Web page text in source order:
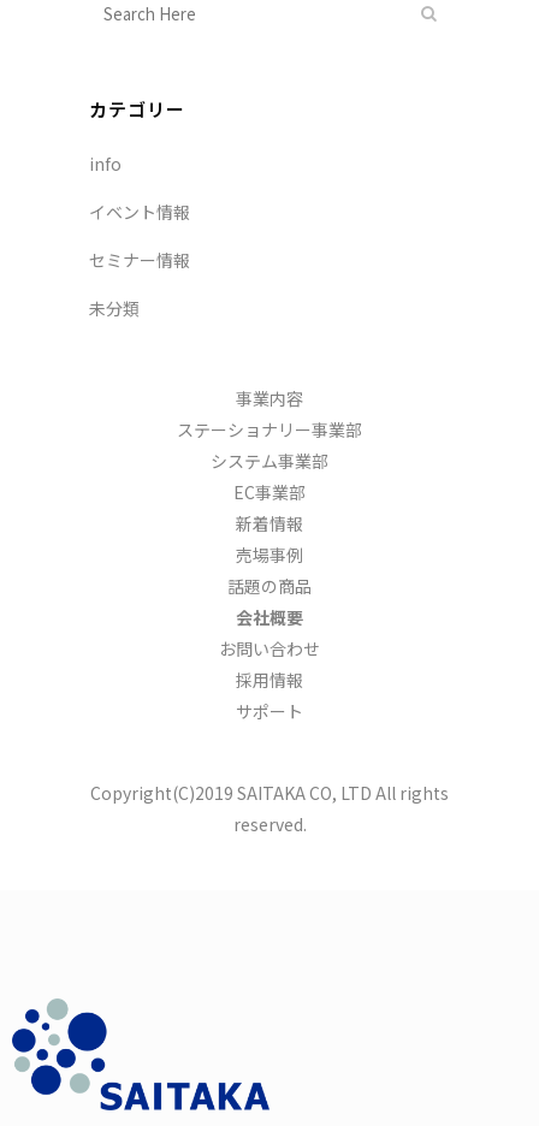
カテゴリー
info
イベント情報
セミナー情報
未分類
事業内容
ステーショナリー事業部
システム事業部
EC事業部
新着情報
売場事例
話題の商品
会社概要
お問い合わせ
採用情報
サポート
Copyright(C)2019 SAITAKA CO, LTD All rights
reserved.